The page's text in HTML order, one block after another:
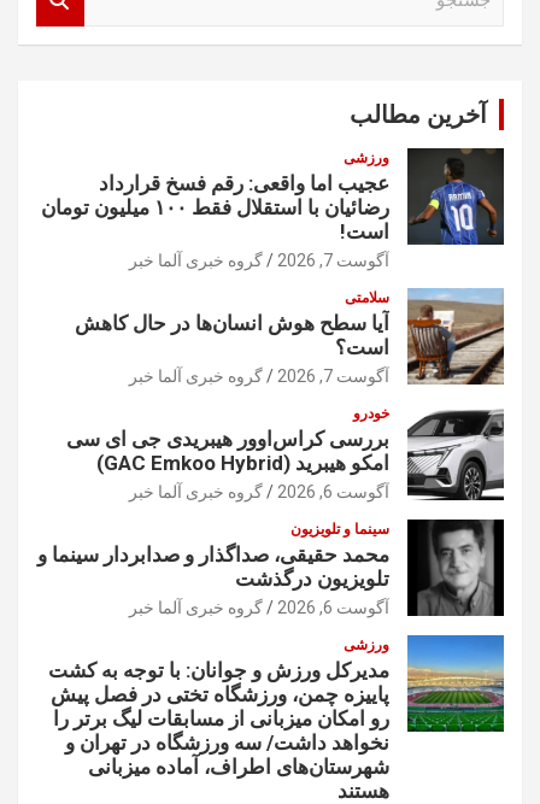
آخرین مطالب
ورزشی
عجیب اما واقعی: رقم فسخ قرارداد
رضائیان با استقلال فقط ۱۰۰ میلیون تومان
است!
آگوست 7, 2026 گروه خبری آلما خبر
سلامتی
آیا سطح هوش انسان‌ها در حال کاهش
است؟
آگوست 7, 2026 گروه خبری آلما خبر
خودرو
بررسی کراس‌اوور هیبریدی جی ای سی
امکو هیبرید (GAC Emkoo Hybrid)
آگوست 6, 2026 گروه خبری آلما خبر
سینما و تلویزیون
محمد حقیقی، صداگذار و صدابردار سینما و
تلویزیون درگذشت
آگوست 6, 2026 گروه خبری آلما خبر
ورزشی
مدیرکل ورزش و جوانان: با توجه به کشت
پاییزه چمن، ورزشگاه تختی در فصل پیش
رو امکان میزبانی از مسابقات لیگ برتر را
نخواهد داشت/ سه ورزشگاه در تهران و
شهرستان‌های اطراف، آماده میزبانی
هستند